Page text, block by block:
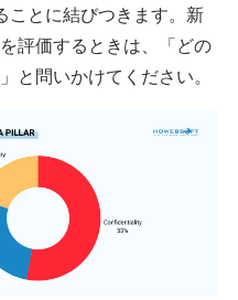
ことに結びつきます。新
評価するときは、「どの
と問いかけてください。